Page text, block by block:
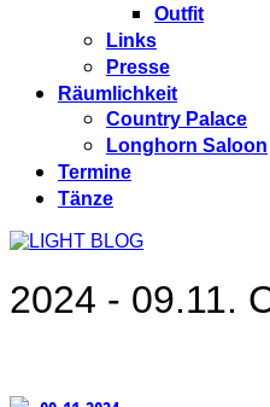
Outfit
Links
Presse
Räumlichkeit
Country Palace
Longhorn Saloon
Termine
Tänze
2024 - 09.11.